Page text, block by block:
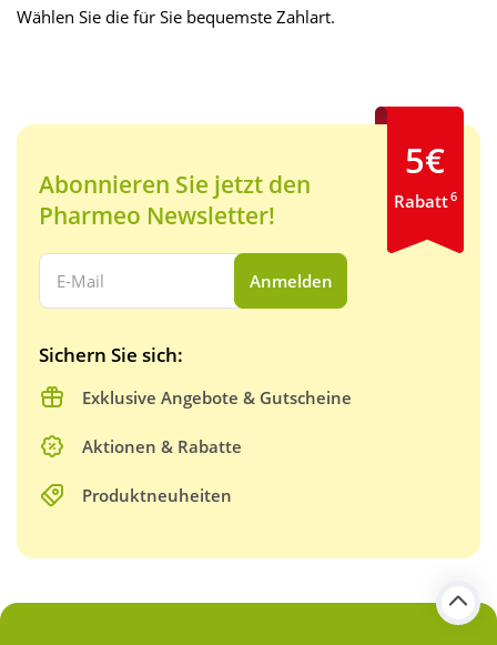
Wählen Sie die für Sie bequemste Zahlart.
Abonnieren Sie jetzt den
Pharmeo Newsletter!
Ihre E-Mail Adresse:
Anmelden
Sichern Sie sich:
Exklusive Angebote & Gutscheine
Aktionen & Rabatte
Produktneuheiten
5€
Rabatt6